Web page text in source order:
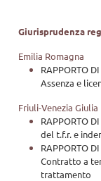
Giurisprudenza
Emilia Romagna
RAPPORTO
Assenza e
Friuli-Venezia Giulia
RAPPORTO
del t.f.r. e
RAPPORTO
Contratto a
trattamento